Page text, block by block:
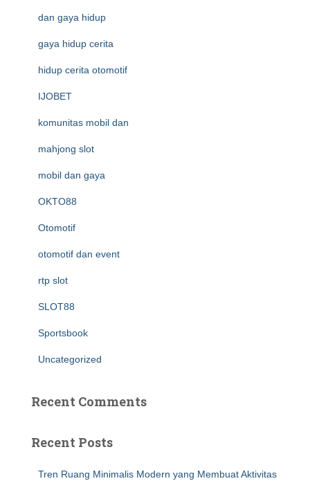
dan gaya hidup
gaya hidup cerita
hidup cerita otomotif
IJOBET
komunitas mobil dan
mahjong slot
mobil dan gaya
OKTO88
Otomotif
otomotif dan event
rtp slot
SLOT88
Sportsbook
Uncategorized
Recent Comments
Recent Posts
Tren Ruang Minimalis Modern yang Membuat Aktivitas